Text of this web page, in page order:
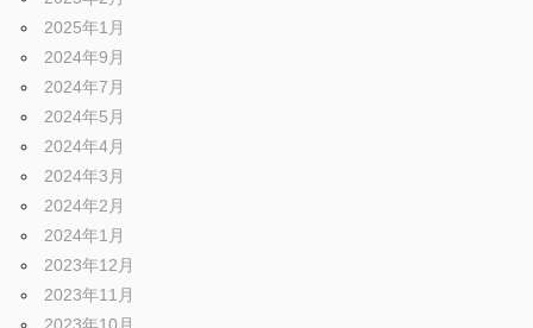
2025年1月
2024年9月
2024年7月
2024年5月
2024年4月
2024年3月
2024年2月
2024年1月
2023年12月
2023年11月